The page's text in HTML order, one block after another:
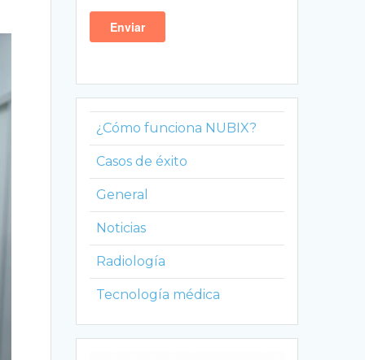
¿Cómo funciona NUBIX?
Casos de éxito
General
Noticias
Radiología
Tecnología médica